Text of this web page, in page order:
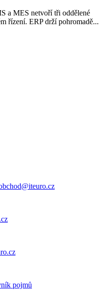
a MES netvoří tři oddělené
řízení. ERP drží pohromadě...
pojmů